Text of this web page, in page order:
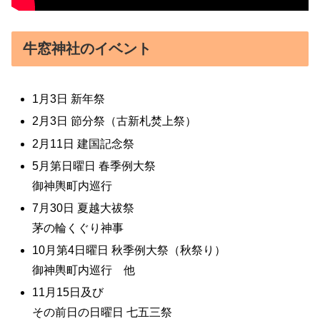
牛窓神社のイベント
1月3日 新年祭
2月3日 節分祭（古新札焚上祭）
2月11日 建国記念祭
5月第日曜日 春季例大祭
御神輿町内巡行
7月30日 夏越大祓祭
茅の輪くぐり神事
10月第4日曜日 秋季例大祭（秋祭り）
御神輿町内巡行 他
11月15日及び
その前日の日曜日 七五三祭